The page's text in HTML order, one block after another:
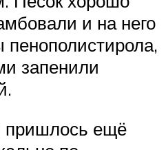
и на него
запенили
пришлось ещё